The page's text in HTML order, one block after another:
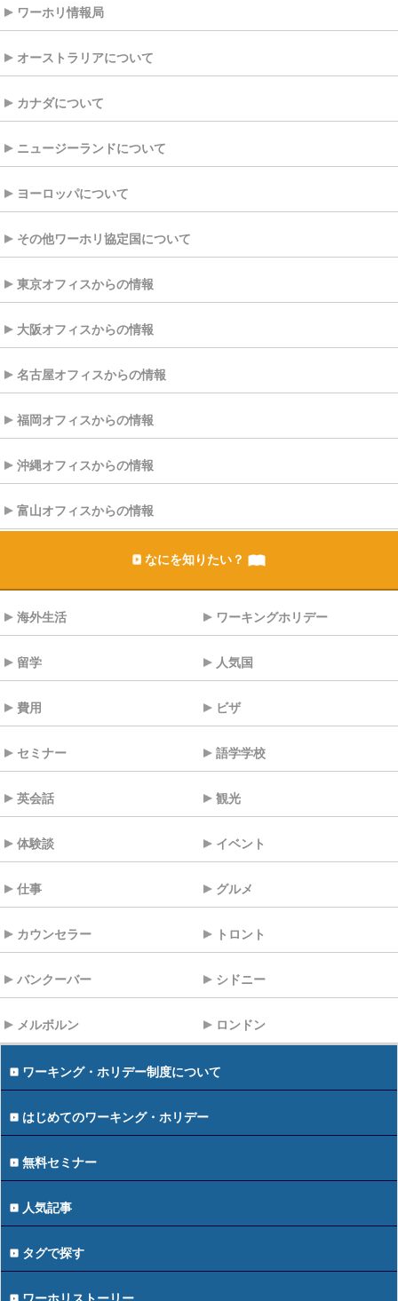
ワーホリ情報局
オーストラリアについて
カナダについて
ニュージーランドについて
ヨーロッパについて
その他ワーホリ協定国について
東京オフィスからの情報
大阪オフィスからの情報
名古屋オフィスからの情報
福岡オフィスからの情報
沖縄オフィスからの情報
富山オフィスからの情報
なにを知りたい？
海外生活 ワーキングホリデー
留学 人気国
費用 ビザ
セミナー 語学学校
英会話 観光
体験談 イベント
仕事 グルメ
カウンセラー トロント
バンクーバー シドニー
メルボルン ロンドン
ワーキング・ホリデー制度について
はじめてのワーキング・ホリデー
無料セミナー
人気記事
タグで探す
ワーホリストーリー